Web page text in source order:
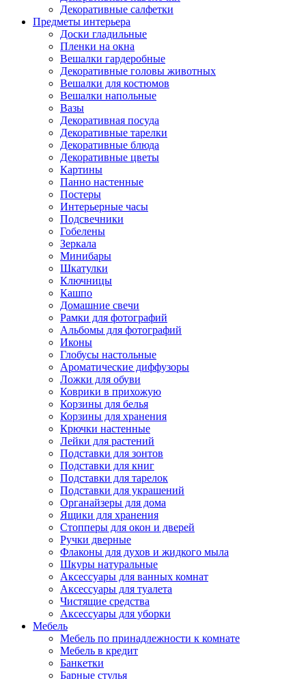
Декоративные салфетки
Предметы интерьера
Доски гладильные
Пленки на окна
Вешалки гардеробные
Декоративные головы животных
Вешалки для костюмов
Вешалки напольные
Вазы
Декоративная посуда
Декоративные тарелки
Декоративные блюда
Декоративные цветы
Картины
Панно настенные
Постеры
Интерьерные часы
Подсвечники
Гобелены
Зеркала
Минибары
Шкатулки
Ключницы
Кашпо
Домашние свечи
Рамки для фотографий
Альбомы для фотографий
Иконы
Глобусы настольные
Ароматические диффузоры
Ложки для обуви
Коврики в прихожую
Корзины для белья
Корзины для хранения
Крючки настенные
Лейки для растений
Подставки для зонтов
Подставки для книг
Подставки для тарелок
Подставки для украшений
Органайзеры для дома
Ящики для хранения
Стопперы для окон и дверей
Ручки дверные
Флаконы для духов и жидкого мыла
Шкуры натуральные
Аксессуары для ванных комнат
Аксессуары для туалета
Чистящие средства
Аксессуары для уборки
Мебель
Мебель по принадлежности к комнате
Мебель в кредит
Банкетки
Барные стулья